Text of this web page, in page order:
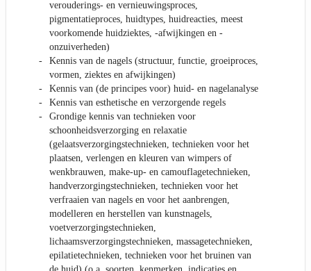
verouderings- en vernieuwingsproces,
pigmentatieproces, huidtypes, huidreacties, meest
voorkomende huidziektes, -afwijkingen en -
onzuiverheden)
Kennis van de nagels (structuur, functie, groeiproces,
vormen, ziektes en afwijkingen)
Kennis van (de principes voor) huid- en nagelanalyse
Kennis van esthetische en verzorgende regels
Grondige kennis van technieken voor
schoonheidsverzorging en relaxatie
(gelaatsverzorgingstechnieken, technieken voor het
plaatsen, verlengen en kleuren van wimpers of
wenkbrauwen, make-up- en camouflagetechnieken,
handverzorgingstechnieken, technieken voor het
verfraaien van nagels en voor het aanbrengen,
modelleren en herstellen van kunstnagels,
voetverzorgingstechnieken,
lichaamsverzorgingstechnieken, massagetechnieken,
epilatietechnieken, technieken voor het bruinen van